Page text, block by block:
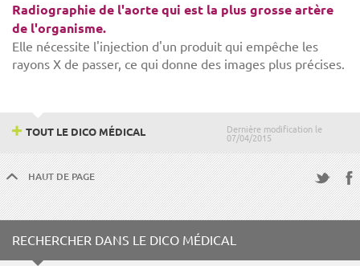
Radiographie de l'aorte qui est la plus grosse artère
de l'organisme.
Elle nécessite l'injection d'un produit qui empêche les
rayons X de passer, ce qui donne des images plus précises.
Dernière modification le
07/04/2015
TOUT LE DICO MÉDICAL
HAUT DE PAGE
RECHERCHER DANS LE DICO MÉDICAL